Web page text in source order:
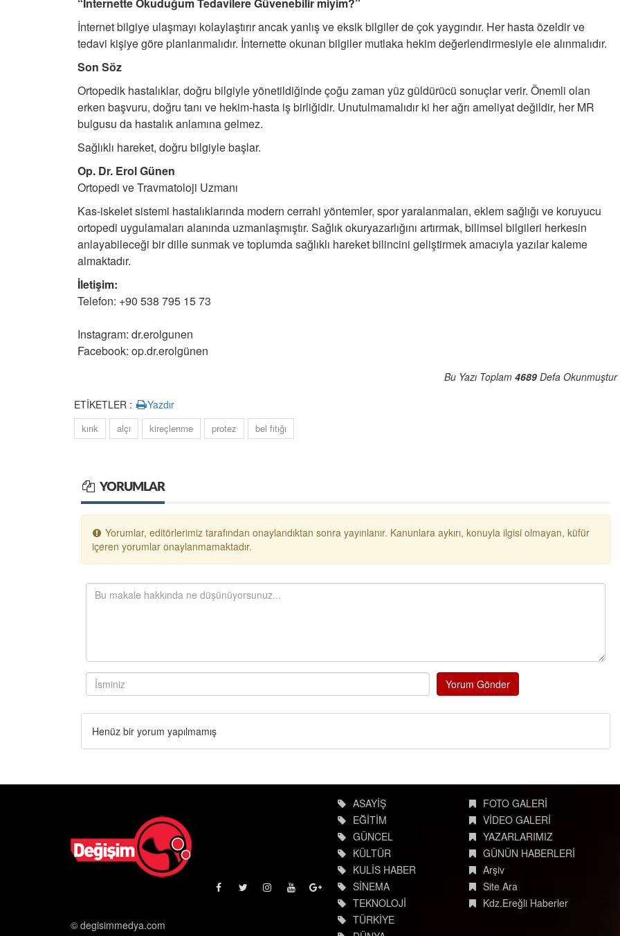
İnternet bilgiye ulaşmayı kolaylaştırır ancak yanlış ve eksik bilgiler de çok yaygındır. Her hasta özeldir ve
tedavi kişiye göre planlanmalıdır. İnternette okunan bilgiler mutlaka hekim değerlendirmesiyle ele alınmalıdır.
Son Söz
Ortopedik hastalıklar, doğru bilgiyle yönetildiğinde çoğu zaman yüz güldürücü sonuçlar verir. Önemli olan
erken başvuru, doğru tanı ve hekim-hasta iş birliğidir. Unutulmamalıdır ki her ağrı ameliyat değildir, her MR
bulgusu da hastalık anlamına gelmez.
Sağlıklı hareket, doğru bilgiyle başlar.
Op. Dr. Erol Günen
Ortopedi ve Travmatoloji Uzmanı
Kas-iskelet sistemi hastalıklarında modern cerrahi yöntemler, spor yaralanmaları, eklem sağlığı ve koruyucu
ortopedi uygulamaları alanında uzmanlaşmıştır. Sağlık okuryazarlığını artırmak, bilimsel bilgileri herkesin
anlayabileceği bir dille sunmak ve toplumda sağlıklı hareket bilincini geliştirmek amacıyla yazılar kaleme
almaktadır.
İletişim:
Telefon: +90 538 795 15 73
Instagram: dr.erolgunen
Facebook: op.dr.erolgünen
Bu Yazı Toplam 4689 Defa Okunmuştur
ETİKETLER :
Yazdır
kırık alçı kireçlenme protez bel fıtığı
YORUMLAR
Yorumlar, editörlerimiz tarafından onaylandıktan sonra yayınlanır. Kanunlara aykırı, konuyla ilgisi olmayan, küfür
içeren yorumlar onaylanmamaktadır.
Yorum Gönder
Henüz bir yorum yapılmamış
© degisimmedya.com
ASAYİŞ
EĞİTİM
GÜNCEL
KÜLTÜR
KULİS HABER
SİNEMA
TEKNOLOJİ
TÜRKİYE
FOTO GALERİ
VİDEO GALERİ
YAZARLARIMIZ
GÜNÜN HABERLERİ
Arşiv
Site Ara
Kdz.Ereğli Haberler